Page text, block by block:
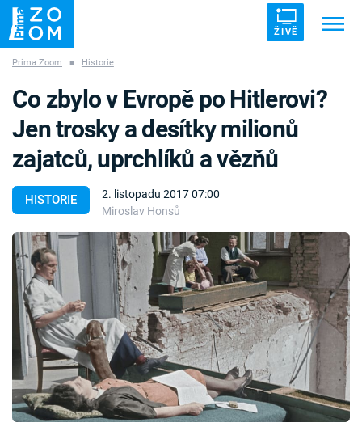
ŽIVĚ
ZÁHADY VETŘELCI DÁVNOVĚKU
Témata
Témata
Pořady
TV Program
Časopis
Sledujte prima+
Prima Zoom ■ Historie
HISTORIE
2. listopadu 2017 07:00
Miroslav Honsů
Co zbylo v Evropě po Hitlerovi?
Jen trosky a desítky milionů
zajatců, uprchlíků a vězňů